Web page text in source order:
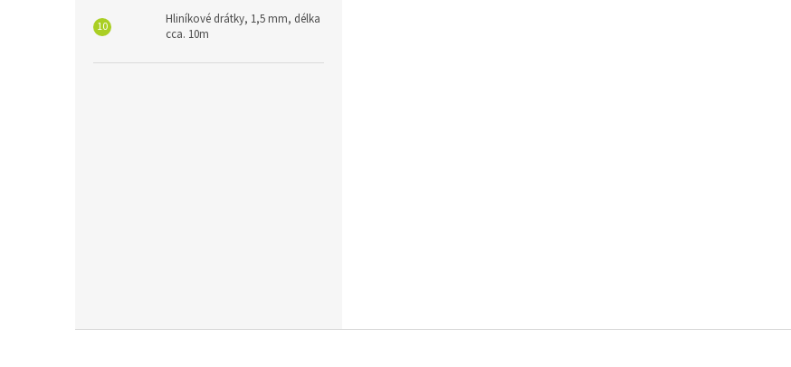
Hliníkové drátky, 1,5 mm, délka
cca. 10m